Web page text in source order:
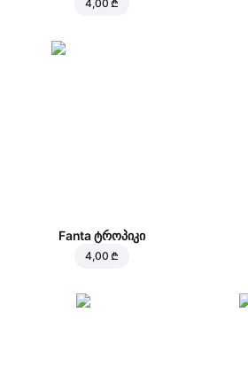
4,00 ₾
Fanta ტროპიკი
4,00 ₾